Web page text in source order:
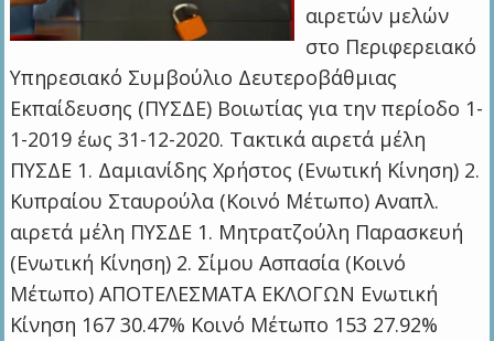
αιρετών μελών
στο Περιφερειακό
Υπηρεσιακό Συμβούλιο Δευτεροβάθμιας
Εκπαίδευσης (ΠΥΣΔΕ) Βοιωτίας για την περίοδο 1-
1-2019 έως 31-12-2020. Τακτικά αιρετά μέλη
ΠΥΣΔΕ 1. Δαμιανίδης Χρήστος (Ενωτική Κίνηση) 2.
Κυπραίου Σταυρούλα (Κοινό Μέτωπο) Αναπλ.
αιρετά μέλη ΠΥΣΔΕ 1. Μητρατζούλη Παρασκευή
(Ενωτική Κίνηση) 2. Σίμου Ασπασία (Κοινό
Μέτωπο) ΑΠΟΤΕΛΕΣΜΑΤΑ ΕΚΛΟΓΩΝ Ενωτική
Κίνηση 167 30.47% Κοινό Μέτωπο 153 27.92%